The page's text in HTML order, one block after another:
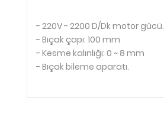
- 220V - 2200 D/Dk motor gücü.
- Bıçak çapı: 100 mm
- Kesme kalınlığı: 0 ~ 8 mm
- Bıçak bileme aparatı.